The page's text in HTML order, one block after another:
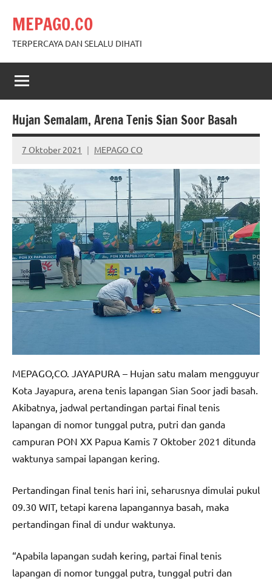
content
MEPAGO.CO
TERPERCAYA DAN SELALU DIHATI
Hujan Semalam, Arena Tenis Sian Soor Basah
7 Oktober 2021 MEPAGO CO
No
comments
MEPAGO,CO. JAYAPURA – Hujan satu malam mengguyur
Kota Jayapura, arena tenis lapangan Sian Soor jadi basah.
Akibatnya, jadwal pertandingan partai final tenis
lapangan di nomor tunggal putra, putri dan ganda
campuran PON XX Papua Kamis 7 Oktober 2021 ditunda
waktunya sampai lapangan kering.
Pertandingan final tenis hari ini, seharusnya dimulai pukul
09.30 WIT, tetapi karena lapangannya basah, maka
pertandingan final di undur waktunya.
“Apabila lapangan sudah kering, partai final tenis
lapangan di nomor tunggal putra, tunggal putri dan